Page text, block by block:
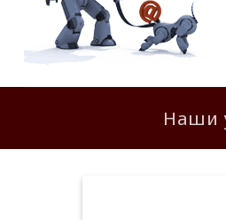
Наши